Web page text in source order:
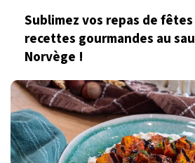
Sublimez vos repas de fêtes
recettes gourmandes au
Norvège !